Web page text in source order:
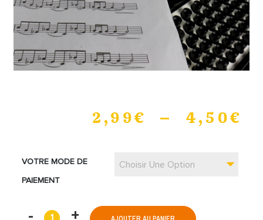
2,99€ – 4,50€
VOTRE MODE DE
PAIEMENT
Choisir Une Option